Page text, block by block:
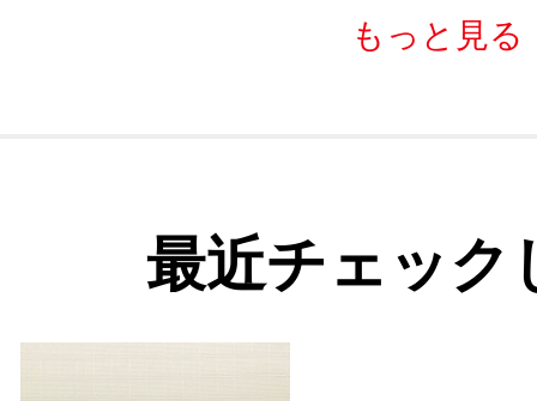
もっと見る
最近チェック